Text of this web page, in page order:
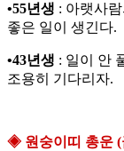
•55년생 : 아랫사
좋은 일이 생긴다.
•43년생 : 일이 안
조용히 기다리자.
◈ 원숭이띠 총운 (